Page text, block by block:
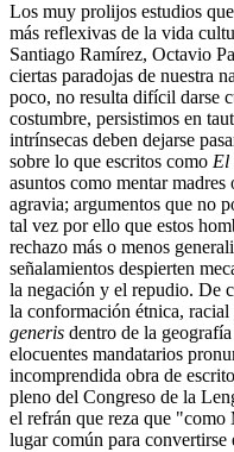
Los muy prolijos estudios
más reflexivas de la vida
Santiago Ramírez, Octavio
ciertas paradojas de nuestra
poco, no resulta difícil darse
costumbre, persistimos en
intrínsecas deben dejarse
sobre lo que escritos como El
asuntos como mentar
agravia; argumentos que no
tal vez por ello que estos
rechazo más o menos
señalamientos despierten
la negación y el repudio. De
la conformación étnica,
generis dentro de la
elocuentes mandatarios
incomprendida obra de
pleno del Congreso de la
el refrán que reza que
lugar común para